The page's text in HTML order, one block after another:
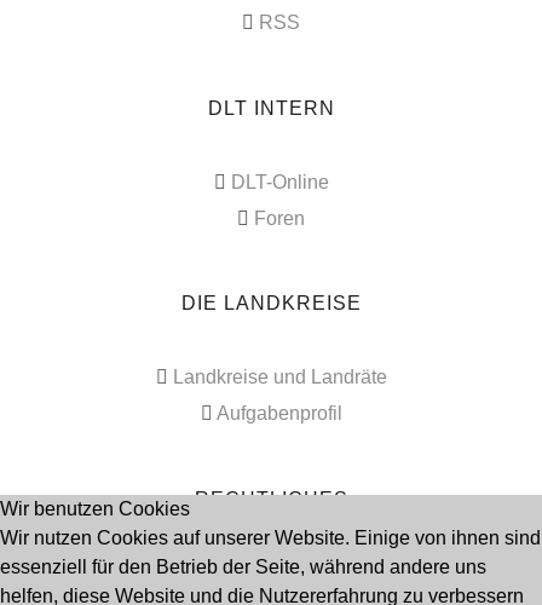
RSS
DLT INTERN
DLT-Online
Foren
DIE LANDKREISE
Landkreise und Landräte
Aufgabenprofil
RECHTLICHES
Impressum
Wir benutzen Cookies
Wir nutzen Cookies auf unserer Website. Einige von ihnen sind
essenziell für den Betrieb der Seite, während andere uns
helfen, diese Website und die Nutzererfahrung zu verbessern